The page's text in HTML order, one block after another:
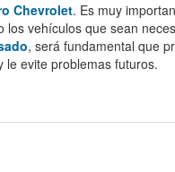
Chevrolet. Es muy
vehículos que sean
, será fundamental que
le evite problemas futuros.